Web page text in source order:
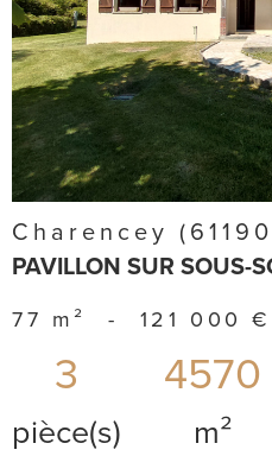
Charencey
PAVILLON SUR SOUS-
77 m² - 121 000 €
3
pièce(s)
4570
m²